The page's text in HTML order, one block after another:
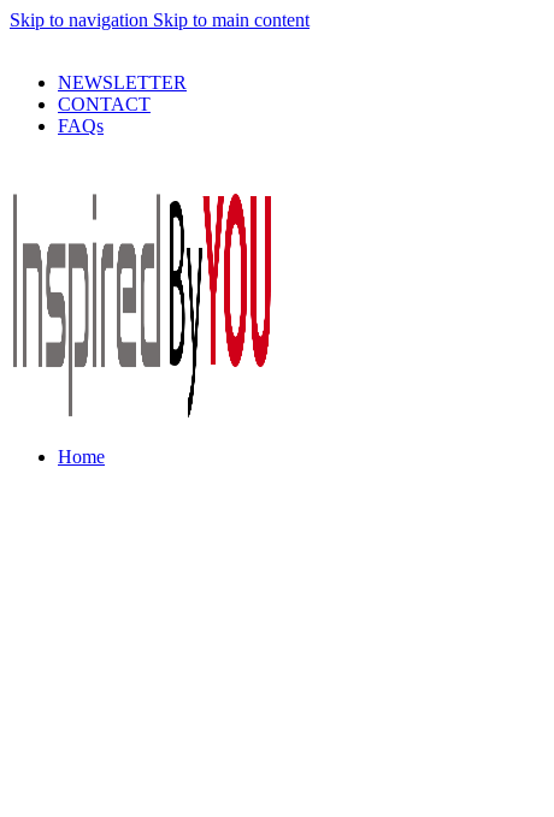
Skip to navigation Skip to main content
NEWSLETTER
CONTACT
FAQs
Home